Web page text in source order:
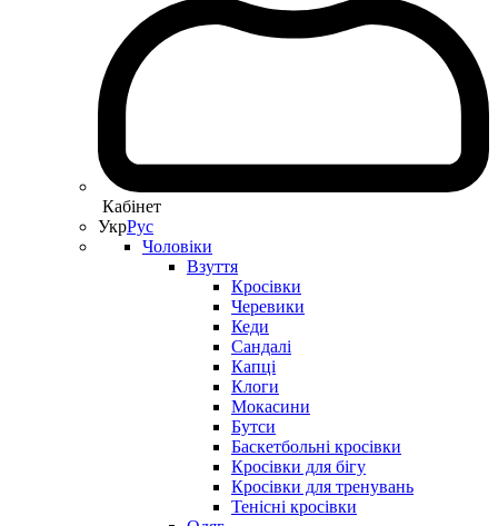
Кабінет
УкрРус
Чоловіки
Взуття
Кросівки
Черевики
Кеди
Сандалі
Капці
Клоги
Мокасини
Бутси
Баскетбольні кросівки
Кросівки для бігу
Кросівки для тренувань
Тенісні кросівки